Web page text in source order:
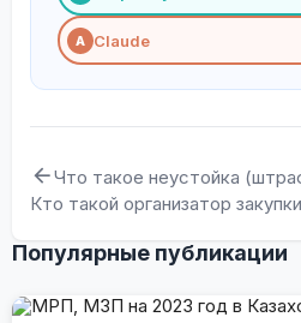
A Claude
Что такое неустойка
Кто такой организатор
Популярные публикации